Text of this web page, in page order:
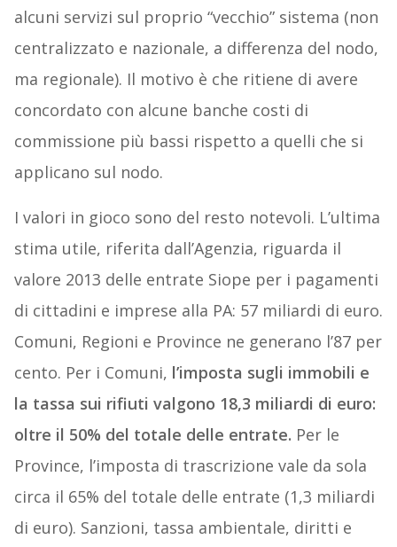
alcuni servizi sul proprio “vecchio” sistema (non
centralizzato e nazionale, a differenza del nodo,
ma regionale). Il motivo è che ritiene di avere
concordato con alcune banche costi di
commissione più bassi rispetto a quelli che si
applicano sul nodo.
I valori in gioco sono del resto notevoli. L’ultima
stima utile, riferita dall’Agenzia, riguarda il
valore 2013 delle entrate Siope per i pagamenti
di cittadini e imprese alla PA: 57 miliardi di euro.
Comuni, Regioni e Province ne generano l’87 per
cento. Per i Comuni, l’imposta sugli immobili e
la tassa sui rifiuti valgono 18,3 miliardi di euro:
oltre il 50% del totale delle entrate. Per le
Province, l’imposta di trascrizione vale da sola
circa il 65% del totale delle entrate (1,3 miliardi
di euro). Sanzioni, tassa ambientale, diritti e